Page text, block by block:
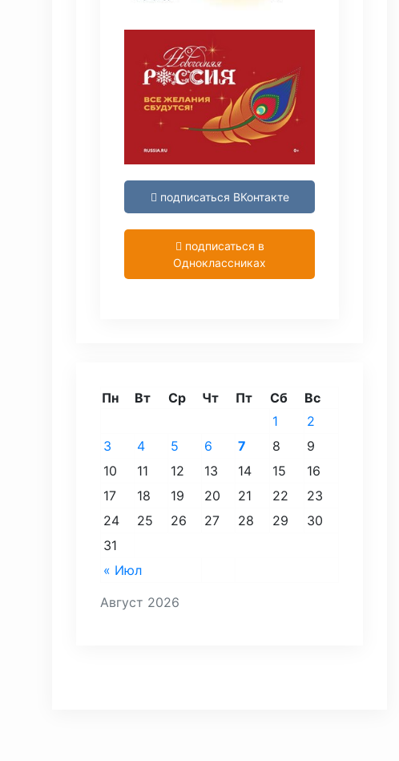
подписаться ВКонтакте
подписаться в
Одноклассниках
Август 2026
Пн Вт Ср Чт Пт Сб Вс
« Июл
1
2
3
4 5 6 7 8
9
10
11 12 13 14 15
16
17
18 19 20 21 22
23
24
25 26 27 28 29
30
31